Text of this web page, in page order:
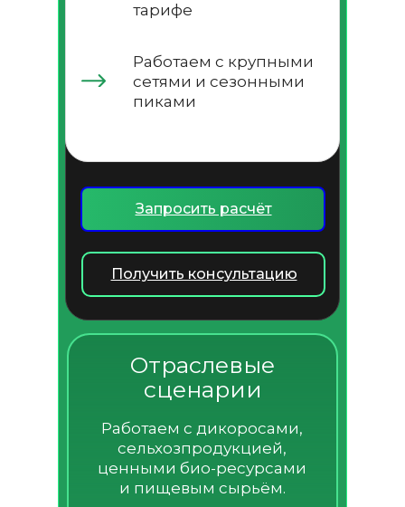
Отраслевые
сценарии
Работаем с дикоросами,
сельхозпродукцией,
ценными био-ресурсами
и пищевым сырьём.
тарифе
Работаем с крупными
сетями и сезонными
пиками
Запросить расчёт
Получить консультацию